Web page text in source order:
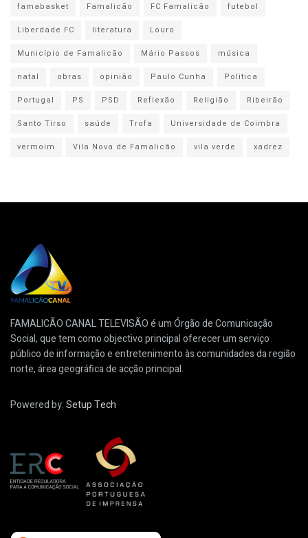
famabasket
Famalicão FC Famalicão
futebol
Liberdade FC
literatura
Louro
Município de Famalicão
Mário Passos
música
natal
obras opinião Paulo Cunha
Politica
Portugal
PS PSD Reflexão Religião
Ribeirão
Santo Tirso
saúde Trofa
Universidade de Coimbra
vermoim
Vila Nova de Famalicão vila verde xadrez
FAMALICÃO CANAL TELEVISÃO é um Órgão de Comunicação
Social, que tem como objectivo principal oferecer um serviço
público de informação e entretenimento às comunidades da região
norte, área geográfica de acção principal.
Powered by:Setup Tech